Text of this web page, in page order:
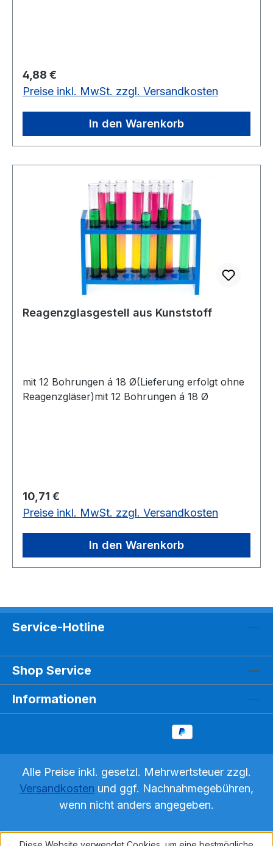
Regulärer Preis:
4,88 €
Preise inkl. MwSt. zzgl. Versandkosten
In den Warenkorb
Reagenzglasgestell aus Kunststoff
mit 12 Bohrungen á 18 Ø(Lieferung erfolgt ohne
Reagenzgläser)mit 12 Bohrungen á 18 Ø
Regulärer Preis:
10,71 €
Preise inkl. MwSt. zzgl. Versandkosten
In den Warenkorb
Service-Hotline
Shop Service
Informationen
Alle Preise inkl. gesetzl. Mehrwertsteuer zzgl.
Versandkosten und ggf. Nachnahmegebühren,
wenn nicht anders angegeben.